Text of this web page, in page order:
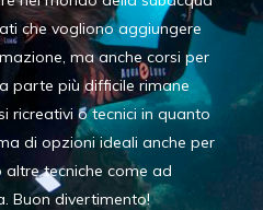
che vogliono aggiungere
ma anche corsi per
parte più difficile rimane
ricreativi o tecnici in quanto
di opzioni ideali anche per
tecniche come ad
Buon divertimento!